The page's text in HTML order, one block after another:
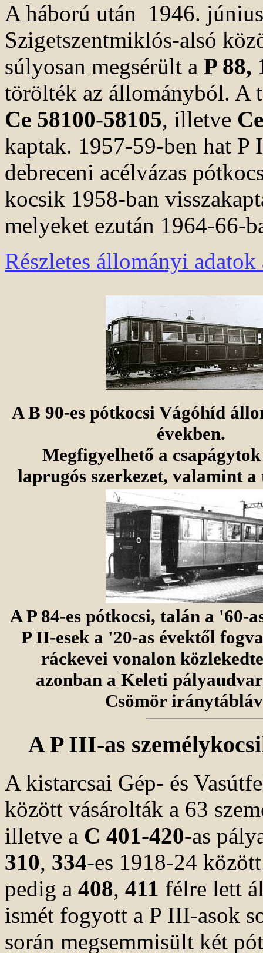
A háború után 1946.
Szigetszentmiklós-alsó
súlyosan megsérült a P 88,
törölték az állományból.
Ce 58100-58105, illetve
kaptak. 1957-59-ben hat P
debreceni acélvázas
kocsik 1958-ban
melyeket ezután 1964-66-
Részletes állományi
A B 90-es pótkocsi Vágóhíd
években.
Megfigyelhető a
laprugós szerkezet, valamint
A P 84-es pótkocsi, talán a '60-
P II-esek a '20-as évektől
ráckevei vonalon
azonban a Keleti
Csömör
A P III-as
A kistarcsai Gép- és
között vásárolták a 63
illetve a C 401-420-as
310, 334-es 1918-24
pedig a 408, 411 félre lett
ismét fogyott a P III-asok
során megsemmisült két